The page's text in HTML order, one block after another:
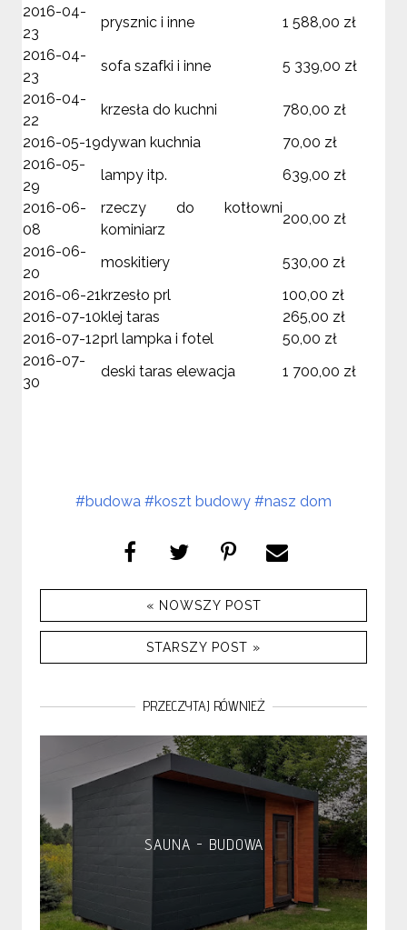
2016-04-
23
prysznic i inne
1 588,00 zł
2016-04-
23
sofa szafki i inne
5 339,00 zł
2016-04-
22
krzesła do kuchni
780,00 zł
2016-05-19dywan kuchnia
70,00 zł
2016-05-
29
lampy itp.
639,00 zł
2016-06-
08
rzeczy do kotłowni
kominiarz
200,00 zł
2016-06-
20
moskitiery
530,00 zł
2016-06-21krzesło prl
100,00 zł
2016-07-10klej taras
265,00 zł
2016-07-12prl lampka i fotel
50,00 zł
2016-07-
30
deski taras elewacja 1 700,00 zł
#budowa #koszt budowy #nasz dom
« NOWSZY POST
STARSZY POST »
PRZECZYTAJ RÓWNIEŻ
SAUNA - BUDOWA